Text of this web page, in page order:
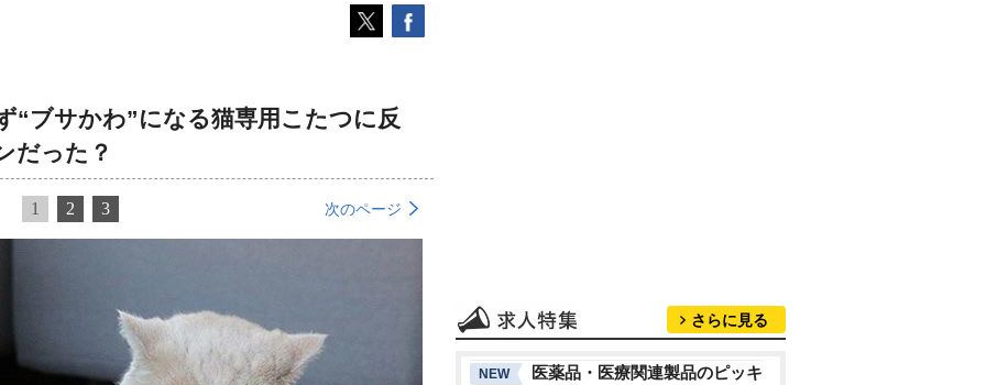
ブサかわ”になる猫専用こたつに反
だった？
1 2 3 次のページ
さらに見る
NEW
医薬品・医療関連製品のピッキ